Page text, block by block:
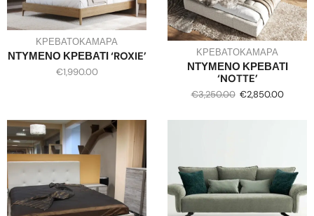
ΚΡΕΒΑΤΟΚΑΜΑΡΑ
ΝΤΥΜΕΝΟ ΚΡΕΒΑΤΙ ‘ROXIE’
€1,990.00
ΚΡΕΒΑΤΟΚΑΜΑΡΑ
ΝΤΥΜΕΝΟ ΚΡΕΒΑΤΙ
‘NOTTE’
€3,250.00 €2,850.00